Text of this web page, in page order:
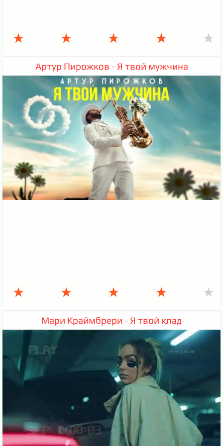
★ ★ ★ ★ ★
Артур Пирожков - Я твой мужчина
★ ★ ★ ★ ★
Мари Краймбрери - Я твой клад